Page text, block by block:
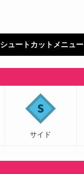
シュートカットメニュー
サイド